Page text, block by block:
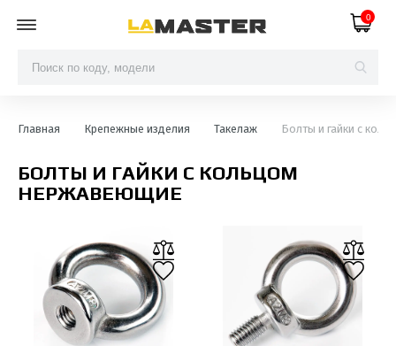
0
Главная Крепежные изделия Такелаж Болты и гайки с
БОЛТЫ И ГАЙКИ С КОЛЬЦОМ
НЕРЖАВЕЮЩИЕ